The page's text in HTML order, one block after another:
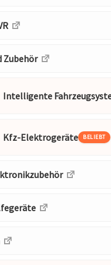
Zubehör
Intelligente
Kfz-Elektrogeräte BELIEBT